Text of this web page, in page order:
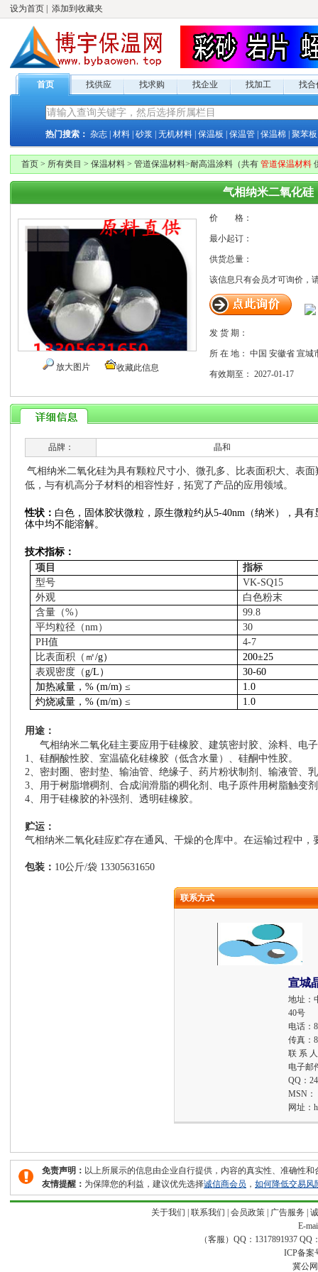
设为首页 添加到收藏夹
首页 找供应 找求购 找企业 找加工 找合
热门搜索： 杂志 材料 砂浆 无机材料 保温板 保温管 保温棉 聚苯板
首页 > 所有类目 > 保温材料 > 管道保温材料>耐高温涂料 （共有 管道保温材料
气相纳米二氧化硅
放大图片 收藏此信息
价 格：
最小起订：
供货总量：
该信息只有会员才可询价，
发 货 期：
所 在 地： 中国 安徽省 宣城
有效期至： 2027-01-17
品牌： 晶和
气相纳米二氧化硅为具有颗粒尺寸小、微孔多、比表面积大、表
低，与有机高分子材料的相容性好，拓宽了产品的应用领域。
性状： 白色，固体胶状微粒，原生微粒约从5-40nm （纳米），具
体中均不能溶解。
技术指标：
项目
指标
型号
VK-SQ15
外观
白色粉末
含量（%）
99.8
平均粒径（nm）
30
PH值
4-7
比表面积（ ㎡/g） 200±25
表观密度（g/L ）
30-60
加热减量，% (m/m)≤
1.0
灼烧减量，% (m/m)≤ 1.0
用途：
气相纳米二氧化硅主要应用于硅橡胶、建筑密封胶、涂料、电
1
、硅酮酸性胶、室温硫化硅橡胶（低含水量）、硅酮中性胶。
2 、密封圈、密封垫、输油管、绝缘子、药片粉状制剂、输液管、
3、用于树脂增稠剂、合成润滑脂的稠化剂、电子原件用树脂触变
4、用于硅橡胶的补强剂、透明硅橡胶。
贮运：
气相纳米二氧化硅应贮存在通风、干燥的仓库中。在运输过程中
包装： 10公斤/袋 13305631650
联系方式
宣城
地址：
40号
电话：
传真：
联 系
电子邮
QQ：
MSN：
网址：
免责声明： 以上所展示的信息由企业自行提供，内容的真实性、准确性
友情提醒： 为保障您的利益，建议优先选择诚信商会员 ， 如何降低交易风
关于我们 联系我们 会员政策| 广告服务
E-
（客服）QQ：1317891937 QQ
ICP备案
冀公